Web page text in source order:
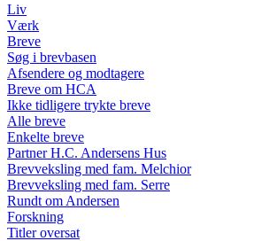
Liv
Værk
Breve
Søg i brevbasen
Afsendere og modtagere
Breve om HCA
Ikke tidligere trykte breve
Alle breve
Enkelte breve
Partner H.C. Andersens Hus
Brevveksling med fam. Melchior
Brevveksling med fam. Serre
Rundt om Andersen
Forskning
Titler oversat